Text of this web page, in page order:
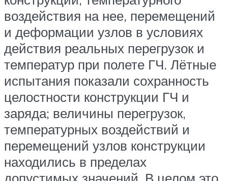
воздействия на нее, перемещений
и деформации узлов в условиях
действия реальных перегрузок и
температур при полете ГЧ. Лётные
испытания показали сохранность
целостности конструкции ГЧ и
заряда; величины перегрузок,
температурных воздействий и
перемещений узлов конструкции
находились в пределах